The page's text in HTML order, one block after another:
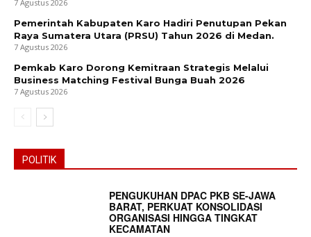
7 Agustus 2026
Pemerintah Kabupaten Karo Hadiri Penutupan Pekan
Raya Sumatera Utara (PRSU) Tahun 2026 di Medan.
7 Agustus 2026
Pemkab Karo Dorong Kemitraan Strategis Melalui
Business Matching Festival Bunga Buah 2026
7 Agustus 2026
POLITIK
PENGUKUHAN DPAC PKB SE-JAWA
BARAT, PERKUAT KONSOLIDASI
ORGANISASI HINGGA TINGKAT
KECAMATAN